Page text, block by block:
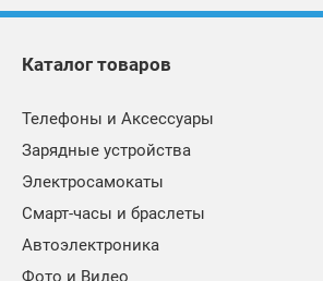
Каталог товаров
Телефоны и Аксессуары
Зарядные устройства
Электросамокаты
Смарт-часы и браслеты
Автоэлектроника
Фото и Видео